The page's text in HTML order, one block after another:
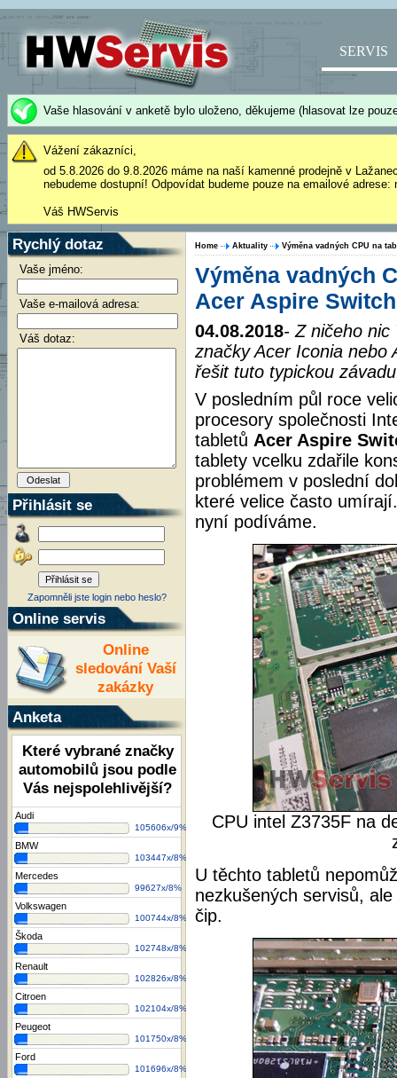
SERVIS
Vaše hlasování v anketě bylo uloženo, děkujeme (hlasovat lze
Vážení zákazníci,
od 5.8.2026 do 9.8.2026 máme na naší kamenné prodejně v
nebudeme dostupní! Odpovídat budeme pouze na emailové
Váš HWServis
Rychlý dotaz
Vaše jméno:
Vaše e-mailová adresa:
Váš dotaz:
Přihlásit se
Zapomněli jste login nebo heslo?
Online servis
Online
sledování Vaší
zakázky
Anketa
Které vybrané značky
automobilů jsou podle
Vás nejspolehlivější?
Audi
105606x/9%
BMW
103447x/8%
Mercedes
99627x/8%
Volkswagen
100744x/8%
Škoda
102748x/8%
Renault
102826x/8%
Citroen
102104x/8%
Peugeot
101750x/8%
Ford
101696x/8%
Home Aktuality Výměna vadných CPU na
Výměna vadných
Acer Aspire Switch
04.08.2018- Z ničeho nic
značky Acer Iconia nebo
řešit tuto typickou
V posledním půl roce
procesory společnosti
tabletů Acer Aspire
tablety vcelku zdařile
problémem v poslední
které velice často
nyní podíváme.
CPU intel Z3735F na
U těchto tabletů
nezkušených servisů,
čip.